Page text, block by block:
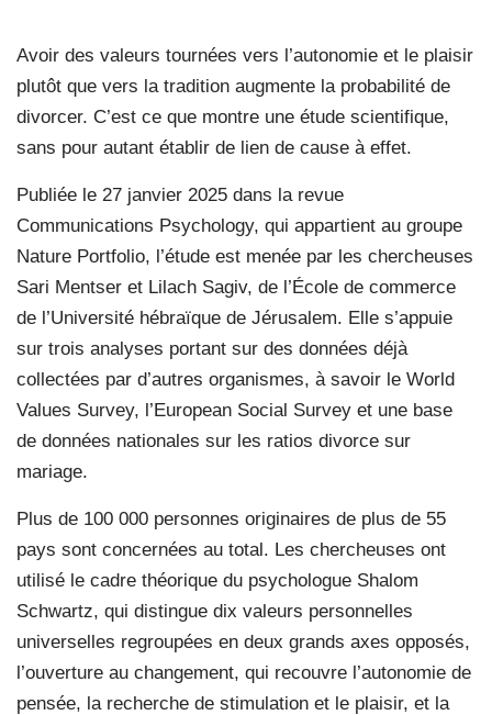
Avoir des valeurs tournées vers l’autonomie et le plaisir
plutôt que vers la tradition augmente la probabilité de
divorcer. C’est ce que montre une étude scientifique,
sans pour autant établir de lien de cause à effet.
Publiée le 27 janvier 2025 dans la revue
Communications Psychology, qui appartient au groupe
Nature Portfolio, l’étude est menée par les chercheuses
Sari Mentser et Lilach Sagiv, de l’École de commerce
de l’Université hébraïque de Jérusalem. Elle s’appuie
sur trois analyses portant sur des données déjà
collectées par d’autres organismes, à savoir le World
Values Survey, l’European Social Survey et une base
de données nationales sur les ratios divorce sur
mariage.
Plus de 100 000 personnes originaires de plus de 55
pays sont concernées au total. Les chercheuses ont
utilisé le cadre théorique du psychologue Shalom
Schwartz, qui distingue dix valeurs personnelles
universelles regroupées en deux grands axes opposés,
l’ouverture au changement, qui recouvre l’autonomie de
pensée, la recherche de stimulation et le plaisir, et la